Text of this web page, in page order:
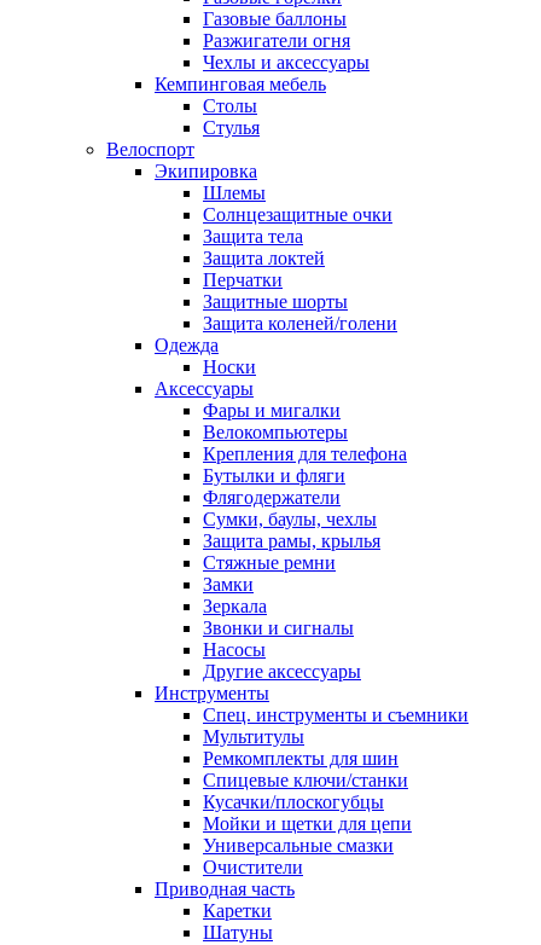
Газовые баллоны
Разжигатели огня
Чехлы и аксессуары
Кемпинговая мебель
Столы
Стулья
Велоспорт
Экипировка
Шлемы
Солнцезащитные очки
Защита тела
Защита локтей
Перчатки
Защитные шорты
Защита коленей/голени
Одежда
Носки
Аксессуары
Фары и мигалки
Велокомпьютеры
Крепления для телефона
Бутылки и фляги
Флягодержатели
Сумки, баулы, чехлы
Защита рамы, крылья
Стяжные ремни
Замки
Зеркала
Звонки и сигналы
Насосы
Другие аксессуары
Инструменты
Спец. инструменты и съемники
Мультитулы
Ремкомплекты для шин
Спицевые ключи/станки
Кусачки/плоскогубцы
Мойки и щетки для цепи
Универсальные смазки
Очистители
Приводная часть
Каретки
Шатуны